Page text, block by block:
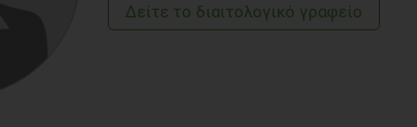
Δείτε το διαιτολογικό γραφείο